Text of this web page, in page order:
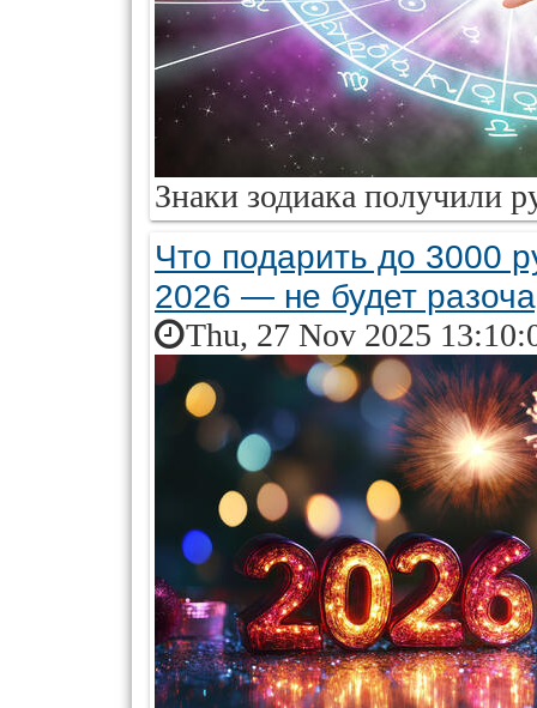
Знаки зодиака получили
Что подарить до 3000
2026 — не будет
Thu, 27 Nov 2025